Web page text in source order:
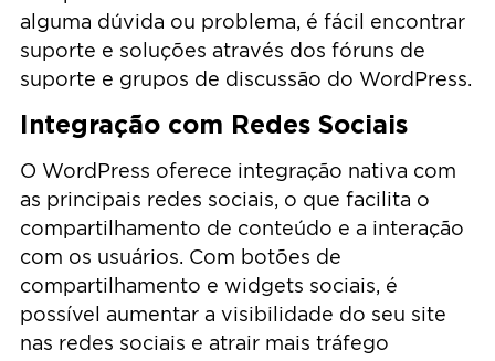
alguma dúvida ou problema, é fácil encontrar
suporte e soluções através dos fóruns de
suporte e grupos de discussão do WordPress.
Integração com Redes Sociais
O WordPress oferece integração nativa com
as principais redes sociais, o que facilita o
compartilhamento de conteúdo e a interação
com os usuários. Com botões de
compartilhamento e widgets sociais, é
possível aumentar a visibilidade do seu site
nas redes sociais e atrair mais tráfego